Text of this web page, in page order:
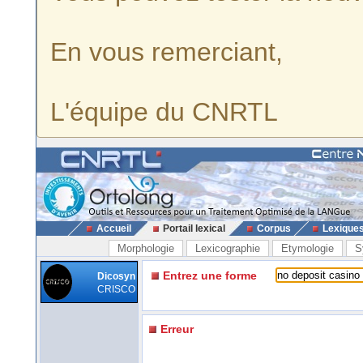
En vous remerciant,
L'équipe du CNRTL
Accueil Portail lexical Corpus
Morphologie Lexicographie Etymologie
Dicosyn
CRISCO
Entrez une forme
Erreur